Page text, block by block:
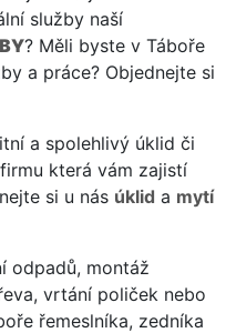
služby naší
? Měli byste v Táboře
a práce? Objednejte si
a spolehlivý úklid či
která vám zajistí
si u nás úklid a mytí
odpadů, montáž
vrtání poliček nebo
řemeslníka, zedníka